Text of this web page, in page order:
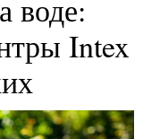
воде:
Intex